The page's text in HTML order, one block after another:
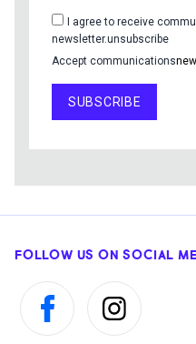
I agree to receive
newsletter.unsubscribe
Accept communications
SUBSCRIBE
FOLLOW US ON SOCIAL